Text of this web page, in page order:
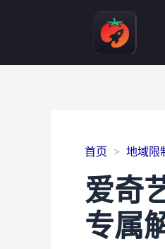
首页 地域限
爱奇
专属